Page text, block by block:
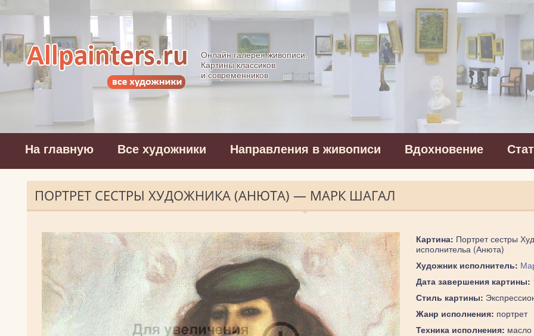
Allpainters.ru - картинная галерея
Онлайн галерея живописи.
Картины классиков
и современников
На главную Все художники Направления в живописи Вдохновение
ПОРТРЕТ СЕСТРЫ ХУДОЖНИКА (АНЮТА) — МАРК ШАГАЛ
Картина: Портрет сестры
исполнительа (Анюта)
Художник исполнитель:
Дата завершения картины:
Стиль картины:
Жанр исполнения: портрет
Техника исполнения: масло